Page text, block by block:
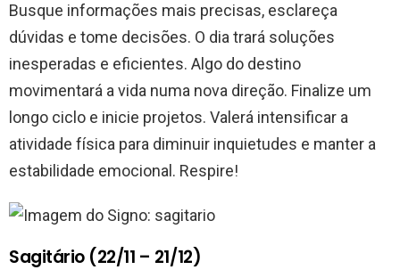
Busque informações mais precisas, esclareça
dúvidas e tome decisões. O dia trará soluções
inesperadas e eficientes. Algo do destino
movimentará a vida numa nova direção. Finalize um
longo ciclo e inicie projetos. Valerá intensificar a
atividade física para diminuir inquietudes e manter a
estabilidade emocional. Respire!
Sagitário (22/11 – 21/12)